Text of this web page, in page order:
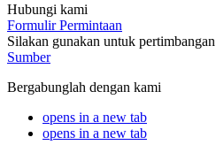
Hubungi kami
Formulir Permintaan
Silakan gunakan untuk
Sumber
Bergabunglah dengan kami
opens in a new tab
opens in a new tab